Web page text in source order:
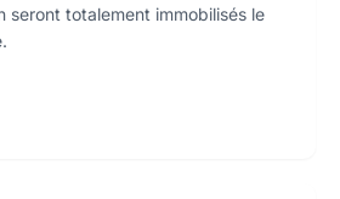
seront totalement immobilisés le